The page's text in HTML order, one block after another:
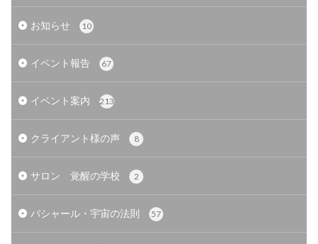
お知らせ 10
イベント報告 67
イベント案内 213
クライアント様の声 8
サロン 覚醒の学校 2
バシャール・宇宙の法則 57